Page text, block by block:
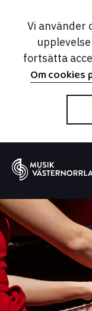
Vi använder
fortsätta
Om cookies